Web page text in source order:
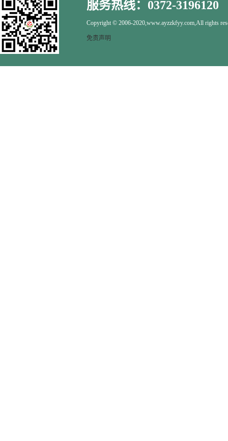
服务热线：0372-3196120
Copyright © 2006-2020,www.ayzzkfyy.com,All rights
免责声明